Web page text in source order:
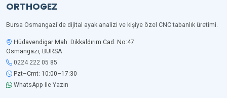
ORTHOGEZ
Bursa Osmangazi'de dijital ayak analizi ve kişiye özel CNC tabanlık üretimi.
Hüdavendigar Mah. Dikkaldırım Cad. No:47
Osmangazi, BURSA
0224 222 05 85
Pzt–Cmt: 10:00–17:30
WhatsApp ile Yazın